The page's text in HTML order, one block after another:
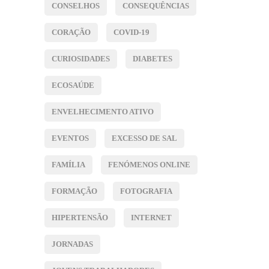
CONSELHOS CONSEQUÊNCIAS
CORAÇÃO COVID-19
CURIOSIDADES DIABETES
ECOSAÚDE
ENVELHECIMENTO ATIVO
EVENTOS EXCESSO DE SAL
FAMÍLIA FENÓMENOS ONLINE
FORMAÇÃO FOTOGRAFIA
HIPERTENSÃO INTERNET
JORNADAS